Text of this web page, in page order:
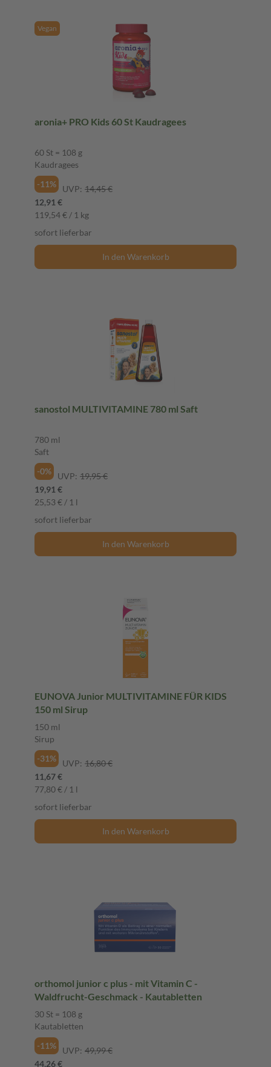
Vegan
aronia+ PRO Kids 60 St Kaudragees
60 St = 108 g
Kaudragees
-11%
UVP: 14,45 €
12,91 €
119,54 € / 1 kg
sofort lieferbar
In den Warenkorb
sanostol MULTIVITAMINE 780 ml Saft
780 ml
Saft
-0%
UVP: 19,95 €
19,91 €
25,53 € / 1 l
sofort lieferbar
In den Warenkorb
EUNOVA Junior MULTIVITAMINE FÜR KIDS
150 ml Sirup
150 ml
Sirup
-31%
UVP: 16,80 €
11,67 €
77,80 € / 1 l
sofort lieferbar
In den Warenkorb
orthomol junior c plus - mit Vitamin C -
Waldfrucht-Geschmack - Kautabletten
30 St = 108 g
Kautabletten
-11%
UVP: 49,99 €
44,26 €